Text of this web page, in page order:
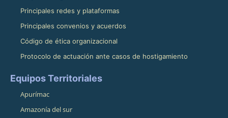
Principales redes y plataformas
Principales convenios y acuerdos
Código de ética organizacional
Protocolo de actuación ante casos de hostigamiento
Equipos Territoriales
Apurímac
Amazonía del sur